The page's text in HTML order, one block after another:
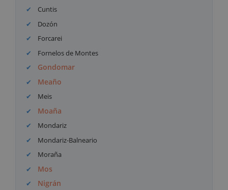
Cuntis
Dozón
Forcarei
Fornelos de Montes
Gondomar
Meaño
Meis
Moaña
Mondariz
Mondariz-Balneario
Moraña
Mos
Nigrán